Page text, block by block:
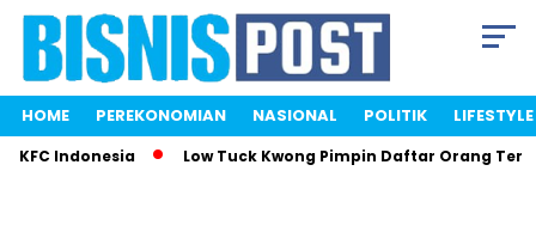
HOME PEREKONOMIAN NASIONAL POLITIK LIFESTYLE
Indonesia Low Tuck Kwong Pimpin Daftar Orang